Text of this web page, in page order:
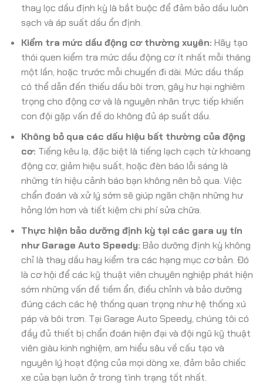
thay lọc dầu định kỳ là bắt buộc để đảm bảo dầu luôn
sạch và áp suất dầu ổn định.
Kiểm tra mức dầu động cơ thường xuyên: Hãy tạo
thói quen kiểm tra mức dầu động cơ ít nhất mỗi tháng
một lần, hoặc trước mỗi chuyến đi dài. Mức dầu thấp
có thể dẫn đến thiếu dầu bôi trơn, gây hư hại nghiêm
trọng cho động cơ và là nguyên nhân trực tiếp khiến
con đội gặp vấn đề do không đủ áp suất dầu.
Không bỏ qua các dấu hiệu bất thường của động
cơ: Tiếng kêu lạ, đặc biệt là tiếng lạch cạch từ khoang
động cơ, giảm hiệu suất, hoặc đèn báo lỗi sáng là
những tín hiệu cảnh báo bạn không nên bỏ qua. Việc
chẩn đoán và xử lý sớm sẽ giúp ngăn chặn những hư
hỏng lớn hơn và tiết kiệm chi phí sửa chữa.
Thực hiện bảo dưỡng định kỳ tại các gara uy tín
như Garage Auto Speedy: Bảo dưỡng định kỳ không
chỉ là thay dầu hay kiểm tra các hạng mục cơ bản. Đó
là cơ hội để các kỹ thuật viên chuyên nghiệp phát hiện
sớm những vấn đề tiềm ẩn, điều chỉnh và bảo dưỡng
đúng cách các hệ thống quan trọng như hệ thống xú
páp và bôi trơn. Tại Garage Auto Speedy, chúng tôi có
đầy đủ thiết bị chẩn đoán hiện đại và đội ngũ kỹ thuật
viên giàu kinh nghiệm, am hiểu sâu về cấu tạo và
nguyên lý hoạt động của mọi dòng xe, đảm bảo chiếc
xe của bạn luôn ở trong tình trạng tốt nhất.